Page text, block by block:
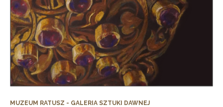
MUZEUM RATUSZ - GALERIA SZTUKI DAWNEJ